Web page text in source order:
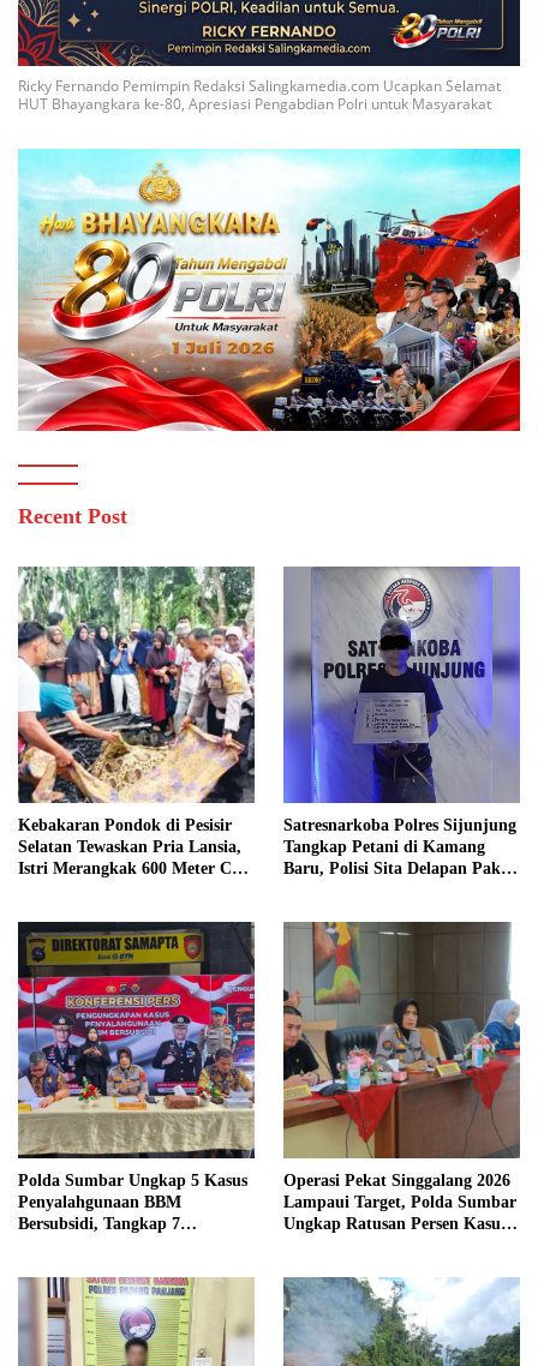
Ricky Fernando Pemimpin Redaksi Salingkamedia.com Ucapkan Selamat
HUT Bhayangkara ke-80, Apresiasi Pengabdian Polri untuk Masyarakat
Recent Post
Kebakaran Pondok di Pesisir
Selatan Tewaskan Pria Lansia,
Istri Merangkak 600 Meter Cari
Satresnarkoba Polres Sijunjung
Tangkap Petani di Kamang
Baru, Polisi Sita Delapan Paket
Polda Sumbar Ungkap 5 Kasus
Penyalahgunaan BBM
Bersubsidi, Tangkap 7
Operasi Pekat Singgalang 2026
Lampaui Target, Polda Sumbar
Ungkap Ratusan Persen Kasus